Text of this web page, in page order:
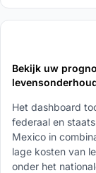
Bekijk uw
Het dashboard
federaal en
Mexico in
lage kosten van
onder het